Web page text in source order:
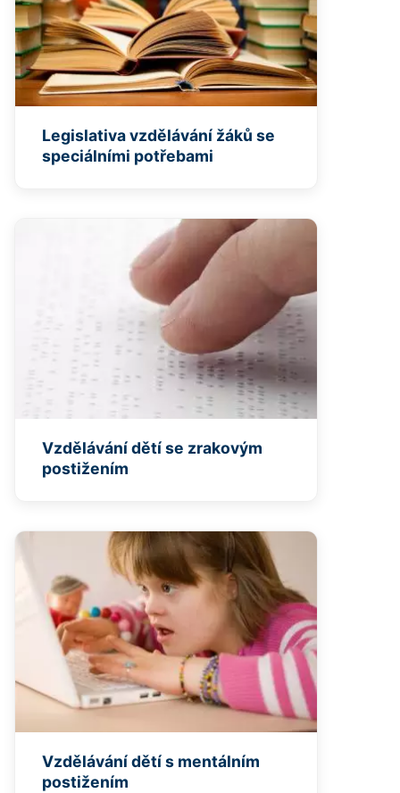
Legislativa vzdělávání žáků se
speciálními potřebami
Vzdělávání dětí se zrakovým
postižením
Vzdělávání dětí s mentálním
postižením